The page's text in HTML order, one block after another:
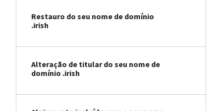
Restauro do seu nome de domínio
.irish
Alteração de titular do seu nome de
domínio .irish